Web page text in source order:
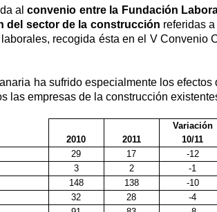
alconvenio entre la Fundación
del sector de la construcción referidas
recogida ésta en el V Convenio
ha sufrido especialmente los
las empresas de la construcción
2010 2011
Variación
10/11
29 17
-12
3 2
-1
148 138
-10
32 28
-4